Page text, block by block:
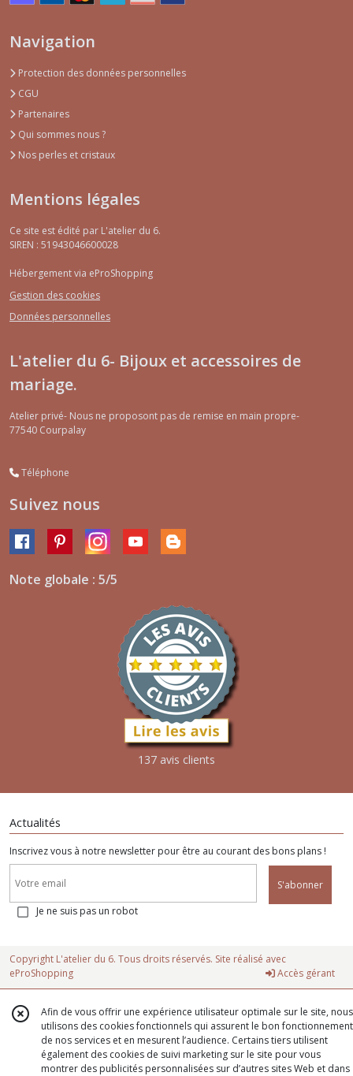
Navigation
Protection des données personnelles
CGU
Partenaires
Qui sommes nous ?
Nos perles et cristaux
Mentions légales
Ce site est édité par L'atelier du 6.
SIREN : 51943046600028
Hébergement via eProShopping
Gestion des cookies
Données personnelles
L'atelier du 6- Bijoux et accessoires de
mariage.
Atelier privé- Nous ne proposont pas de remise en main propre-
77540 Courpalay
Téléphone
Suivez nous
Note globale : 5/5
137 avis clients
Actualités
Inscrivez vous à notre newsletter pour être au courant des bons plans !
S'abonner
Je ne suis pas un robot
Copyright L'atelier du 6. Tous droits réservés. Site réalisé avec
eProShopping
Accès gérant
Afin de vous offrir une expérience utilisateur optimale sur le site, nous
utilisons des cookies fonctionnels qui assurent le bon fonctionnement
de nos services et en mesurent l’audience. Certains tiers utilisent
également des cookies de suivi marketing sur le site pour vous
montrer des publicités personnalisées sur d’autres sites Web et dans